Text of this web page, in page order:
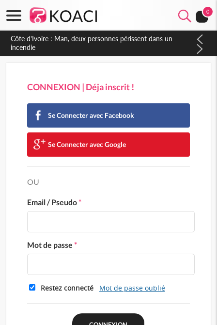
0
Côte d'Ivoire : Man, deux personnes périssent dans un
incendie
CONNEXION | Déja inscrit !
Se Connecter avec Facebook
Se Connecter avec Google
OU
Email / Pseudo*
Mot de passe *
Restez connecté Mot de passe oublié